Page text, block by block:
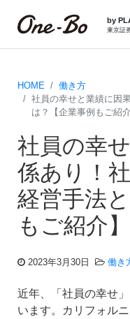
by
東京証
HOME
働き方
社員の幸せと業績に因
は？【企業事例もご紹介
社員の幸
係あり！
経営手法
もご紹介】
2023年3月30日 働き
近年、「社員の幸せ
います。カリフォル